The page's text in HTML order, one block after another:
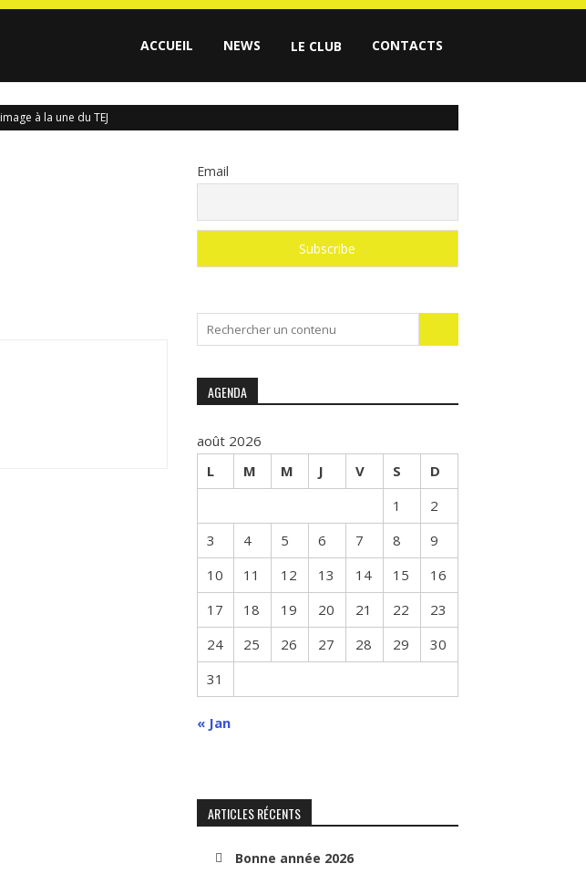
ACCUEIL NEWS LE CLUB CONTACTS
image à la une du TEJ
Email
for:
AGENDA
août 2026
L
M M J V S
D
1
2
3
4 5 6 7 8
9
10
11 12 13 14 15
16
17
18 19 20 21 22
23
24
25 26 27 28 29
30
31
« Jan
ARTICLES RÉCENTS
Bonne année 2026